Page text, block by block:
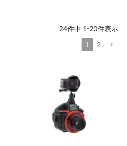
24件中 1-20件表示
1
2